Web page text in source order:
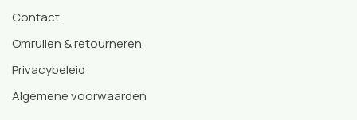
Contact
Omruilen & retourneren
Privacybeleid
Algemene voorwaarden